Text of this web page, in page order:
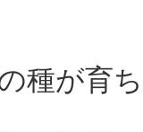
種が育